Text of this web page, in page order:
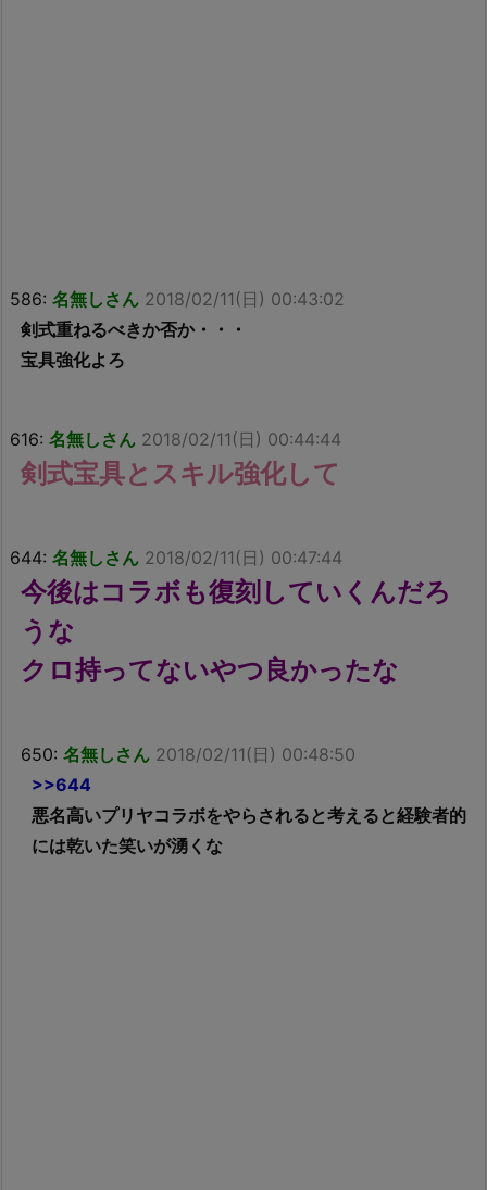
586: 名無しさん 2018/02/11(日) 00:43:02
剣式重ねるべきか否か・・・
宝具強化よろ
616: 名無しさん 2018/02/11(日) 00:44:44
剣式宝具とスキル強化して
644: 名無しさん 2018/02/11(日) 00:47:44
今後はコラボも復刻していくんだろ
うな
クロ持ってないやつ良かったな
650: 名無しさん 2018/02/11(日) 00:48:50
>>644
悪名高いプリヤコラボをやらされると考えると経験者的
には乾いた笑いが湧くな